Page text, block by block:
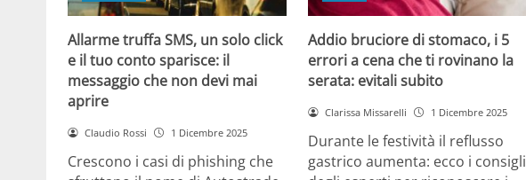
Allarme truffa SMS, un solo click
e il tuo conto sparisce: il
messaggio che non devi mai
aprire
Claudio Rossi 1 Dicembre 2025
Crescono i casi di phishing che
Addio bruciore di stomaco, i 5
errori a cena che ti rovinano la
serata: evitali subito
Clarissa Missarelli 1 Dicembre 2025
Durante le festività il reflusso
gastrico aumenta: ecco i consigli